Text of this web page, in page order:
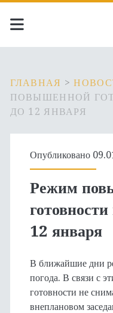
ГЛАВНАЯ >
ПОВЫШЕННОЙ
ДО 12 ЯНВАРЯ
Опубликовано
Режим
12 января
В ближайшие дни
погода. В связи с
готовности не
внеплановом